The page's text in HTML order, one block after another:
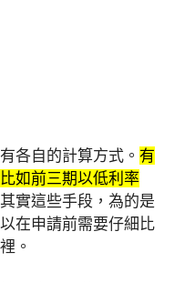
各自的計算方式。 有
如前三期以低利率
其實這些手段，為的是
在申請前需要仔細比
。